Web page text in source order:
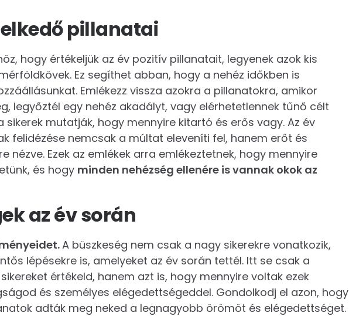
pillanatai
hogy értékeljük az év pozitív pillanatait, legyenek azok kis
Ez segíthet abban, hogy a nehéz időkben is
Emlékezz vissza azokra a pillanatokra, amikor
legyőztél egy nehéz akadályt, vagy elérhetetlennek tűnő célt
sikerek mutatják, hogy mennyire kitartó és erős vagy. Az év
felidézése nemcsak a múltat eleveníti fel, hanem erőt és
nézve. Ezek az emlékek arra emlékeztetnek, hogy mennyire
és hogy minden nehézség ellenére is vannak okok az
az év során
A büszkeség nem csak a nagy sikerekre vonatkozik,
lépésekre is, amelyeket az év során tettél. Itt se csak a
értékeld, hanem azt is, hogy mennyire voltak ezek
és személyes elégedettségeddel. Gondolkodj el azon, hogy
adták meg neked a legnagyobb örömöt és elégedettséget.